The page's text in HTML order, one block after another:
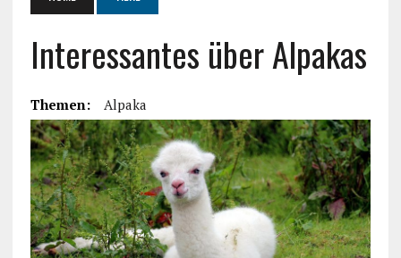
Interessantes über Alpakas
Themen: Alpaka